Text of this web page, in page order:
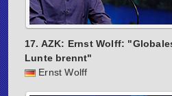
17. AZK: Ernst Wolff:
Lunte brennt"
Ernst Wolff